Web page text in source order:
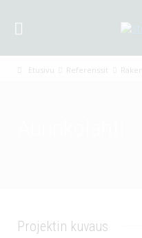
Etusivu Referenssit
Projektin kuvaus